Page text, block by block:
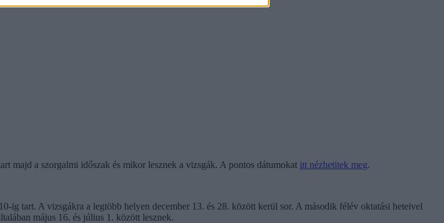
majd a szorgalmi időszak és mikor lesznek a vizsgák. A pontos dátumokat itt nézhetitek meg.
ig tart. A vizsgákra a legtöbb helyen december 13. és 28. között kerül sor. A második félév oktatási heteivel
május 16. és július 1. között lesznek.